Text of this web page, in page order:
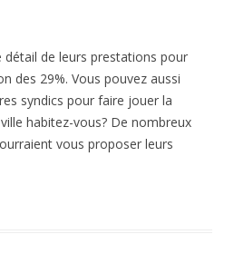
détail de leurs prestations pour
des 29%. Vous pouvez aussi
syndics pour faire jouer la
habitez-vous? De nombreux
vous proposer leurs